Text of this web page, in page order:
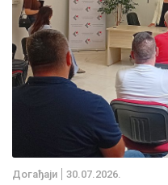
Дoгађаjи 30.07.2026.